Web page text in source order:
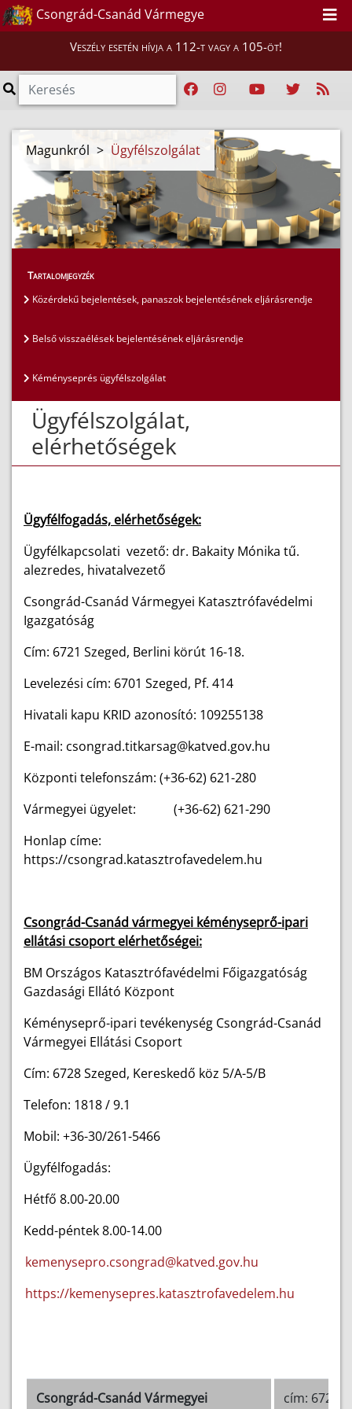
Csongrád-Csanád Vármegye
Veszély esetén hívja a 112-t vagy a 105-öt!
Magunkról > Ügyfélszolgálat
Tartalomjegyzék
Közérdekű bejelentések, panaszok bejelentésének eljárásrendje
Belső visszaélések bejelentésének eljárásrendje
Kéményseprés ügyfélszolgálat
Ügyfélszolgálat,
elérhetőségek
Ügyfélfogadás, elérhetőségek:
Ügyfélkapcsolati vezető: dr. Bakaity Mónika tű.
alezredes, hivatalvezető
Csongrád-Csanád Vármegyei Katasztrófavédelmi
Igazgatóság
Cím: 6721 Szeged, Berlini körút 16-18.
Levelezési cím: 6701 Szeged, Pf. 414
Hivatali kapu KRID azonosító: 109255138
E-mail: csongrad.titkarsag@katved.gov.hu
Központi telefonszám: (+36-62) 621-280
Vármegyei ügyelet: (+36-62) 621-290
Honlap címe:
https://csongrad.katasztrofavedelem.hu
Csongrád-Csanád vármegyei kéményseprő-ipari
ellátási csoport elérhetőségei:
BM Országos Katasztrófavédelmi Főigazgatóság
Gazdasági Ellátó Központ
Kéményseprő-ipari tevékenység Csongrád-Csanád
Vármegyei Ellátási Csoport
Cím: 6728 Szeged, Kereskedő köz 5/A-5/B
Telefon: 1818 / 9.1
Mobil: +36-30/261-5466
Ügyfélfogadás:
Hétfő 8.00-20.00
Kedd-péntek 8.00-14.00
kemenysepro.csongrad@katved.gov.hu
https://kemenysepres.katasztrofavedelem.hu
Csongrád-Csanád Vármegyei
cím: 6721